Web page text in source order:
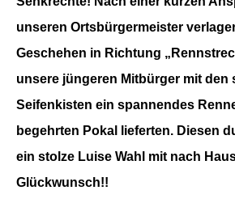
unseren Ortsbürgermeister
Geschehen in Richtung
unsere jüngeren Mitbürger mit den
Seifenkisten ein spannendes
begehrten Pokal lieferten. Diesen
ein stolze Luise Wahl mit nach
Glückwunsch!!